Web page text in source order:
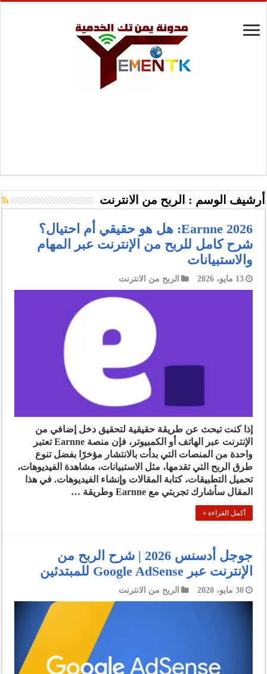
أرشيف الوسم : الربح من الانترنت
Earnne 2026: هل هو حقيقي أم احتيال؟
شرح كامل للربح من الإنترنت عبر المهام
والاستبيانات
13 مايو، 2026 الربح من الانترنت
إذا كنت تبحث عن طريقة حقيقية لتحقيق دخل إضافي من
الإنترنت عبر الهاتف أو الكمبيوتر، فإن منصة Earnne تعتبر
واحدة من المنصات التي بدأت بالانتشار مؤخرًا بفضل تنوع
طرق الربح التي تقدمها، مثل الاستبيانات، مشاهدة الفيديوهات،
تحميل التطبيقات، كتابة المقالات وإنشاء الفيديوهات. في هذا
المقال سأشارك تجربتي مع Earnne وطريقة …
أكمل القراءة »
جوجل أدسنس 2026 | شرح الربح من
الإنترنت عبر Google AdSense للمبتدئين
30 مايو، 2020 الربح من الانترنت